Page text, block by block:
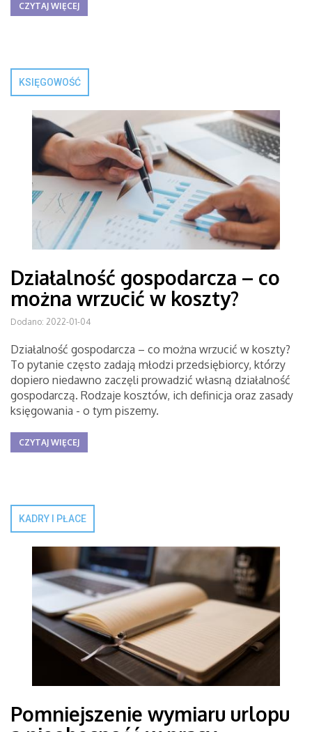
CZYTAJ WIĘCEJ
KSIĘGOWOŚĆ
Działalność gospodarcza – co
można wrzucić w koszty?
Dodano: 2022-01-04
Działalność gospodarcza – co można wrzucić w koszty?
To pytanie często zadają młodzi przedsiębiorcy, którzy
dopiero niedawno zaczęli prowadzić własną działalność
gospodarczą. Rodzaje kosztów, ich definicja oraz zasady
księgowania - o tym piszemy.
CZYTAJ WIĘCEJ
KADRY I PŁACE
Pomniejszenie wymiaru urlopu